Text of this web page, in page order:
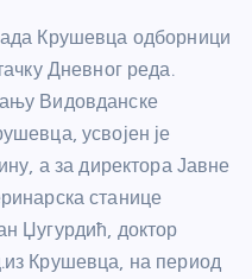
Крушевца одборници
Дневног реда.
Видовданске
усвојен је
а за директора Јавне
станице
Џугурдић, доктор
Крушевца, на период